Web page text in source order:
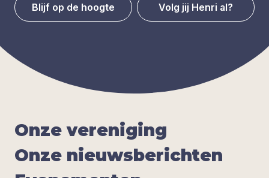
Blijf op de hoogte Volg jij Henri al?
Onze ver­e­ni­ging
Onze nieuws­be­rich­ten